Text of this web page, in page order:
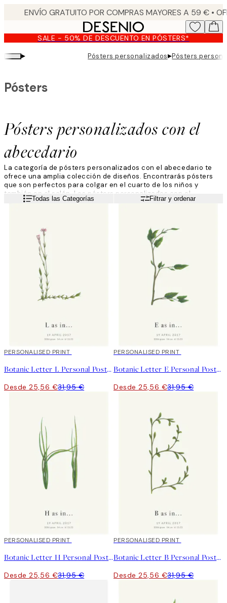
content.SALE - 50% DE DESCUENTO EN PÓSTERS*
▸ Pósters personalizados▸Pósters
Pósters personalizados con el
abecedario
Pósters
La categoría de pósters personalizados con el abecedario te
ofrece una amplia colección de diseños. Encontrarás pósters
que son perfectos para colgar en el cuarto de los niños y
también en el salón. Los pósters personalizados con el
abecedario te permitirán crear un diseño muy propio y único.
Leer másTodas las Categorías Filtrar y ordenar
20%*
PERSONALISED PRINT
Botanic Letter L Personal Poster
Desde 25,56 €31,95 €
20%*
PERSONALISED PRINT
Botanic Letter E Personal Poster
Desde 25,56 €31,95 €
20%*
PERSONALISED PRINT
Botanic Letter H Personal Poster
Desde 25,56 €31,95 €
20%*
PERSONALISED PRINT
Botanic Letter B Personal Poster
Desde 25,56 €31,95 €